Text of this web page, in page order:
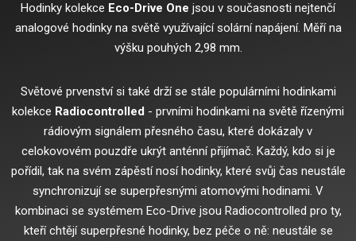
Hodinky kolekce Eco-Drive One jsou v současnosti nejtenčí
analogové hodinky na světě využívající solární napájení. Měří na
výšku pouhých 2,98 mm.
Světové prvenství si také drží se stále populárními hodinkami
kolekce Radiocontrolled - prvními hodinkami na světě řízenými
rádiovým signálem přesného času, které dokázaly v
celokovovém pouzdře ukrýt anténní přijímač. Každý, kdo si je
pořídil, tak na svém zápěstí nosí hodinky, které svůj čas neustále
synchronizují se superpřesnými atomovými hodinami. V
kombinaci se systémem Eco-Drive jsou Radiocontrolled pro ty,
kteří chtějí superpřesné hodinky, bez péče o ně: neustále se